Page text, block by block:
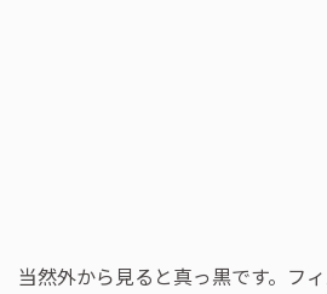
当然外から見ると真っ黒です。フ